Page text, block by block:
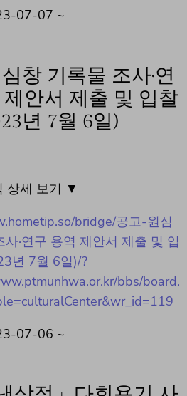
07-07 ~
창 기록물 조사·연
안서 제출 및 입찰
년 7월 6일)
상세 보기 ▼
bridge/공고-원심
·연구 용역 제안서 제출 및 입
년 7월 6일)/?
bbs/board.
07-06 ~